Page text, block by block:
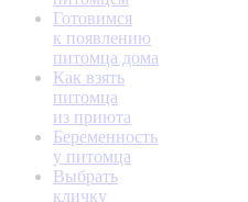
Готовимся
к появлению
питомца дома
Как взять
питомца
из приюта
Беременность
у питомца
Выбрать
кличку